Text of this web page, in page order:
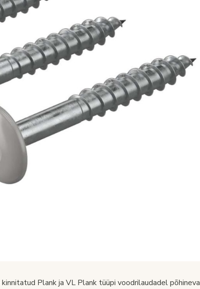
Plank ja VL Plank tüüpi voodrilaudadel põhineva